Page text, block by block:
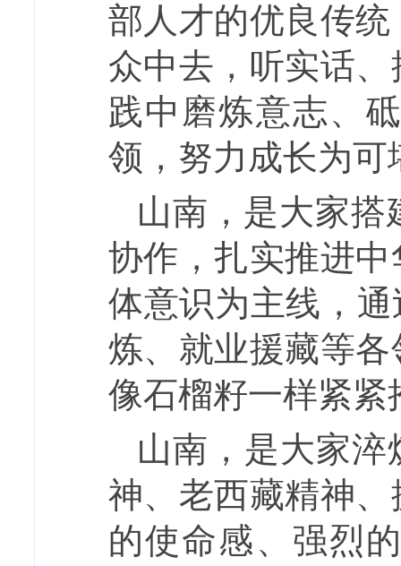
部人才的优良传
众中去，听实话
践中磨炼意志、
领，努力成长为
山南，是大家
协作，扎实推进
体意识为主线，
炼、就业援藏等
像石榴籽一样紧紧
山南，是大家淬
神、老西藏精神
的使命感、强烈